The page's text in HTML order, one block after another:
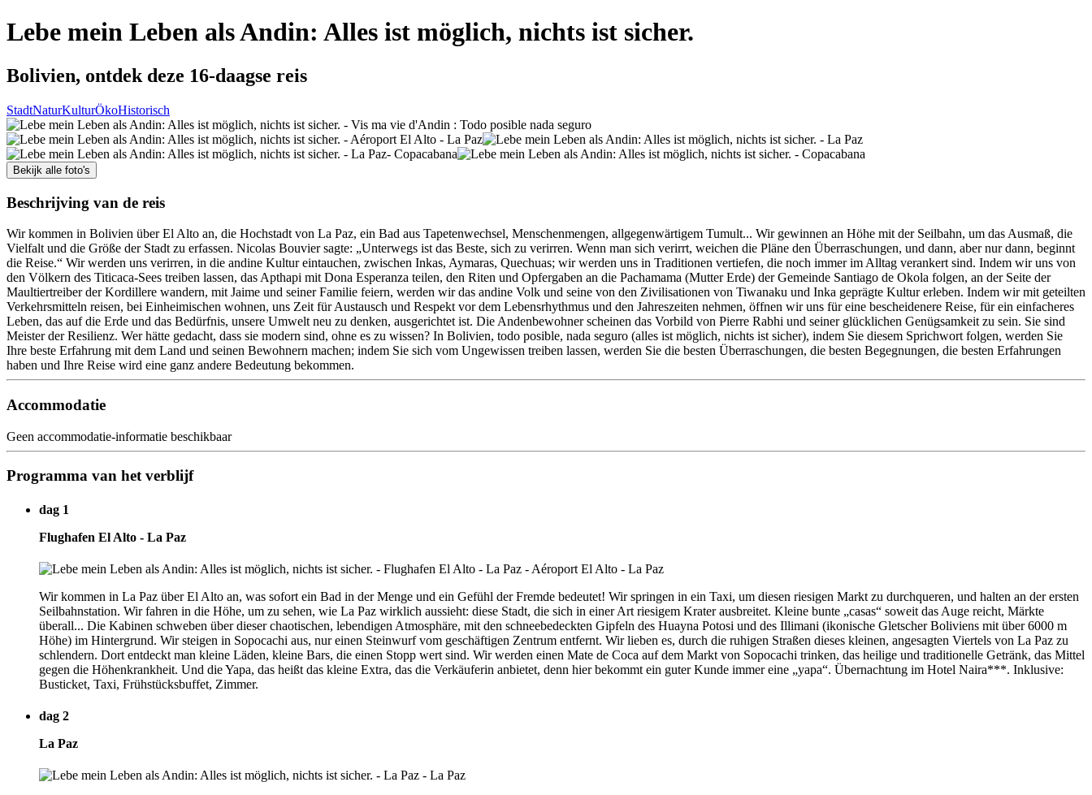
Lebe mein Leben als Andin: Alles ist möglich, nichts ist sicher.
Bolivien, ontdek deze 16-daagse reis
StadtNaturKulturÖkoHistorisch
Bekijk alle foto's
Beschrijving van de reis
Wir kommen in Bolivien über El Alto an, die Hochstadt von La Paz, ein Bad aus Tapetenwechsel, Menschenmengen, allgegenwärtigem Tumult... Wir gewinnen an Höhe mit der Seilbahn, um das Ausmaß, die
Vielfalt und die Größe der Stadt zu erfassen. Nicolas Bouvier sagte: „Unterwegs ist das Beste, sich zu verirren. Wenn man sich verirrt, weichen die Pläne den Überraschungen, und dann, aber nur dann, beginnt
die Reise.“ Wir werden uns verirren, in die andine Kultur eintauchen, zwischen Inkas, Aymaras, Quechuas; wir werden uns in Traditionen vertiefen, die noch immer im Alltag verankert sind. Indem wir uns von
den Völkern des Titicaca-Sees treiben lassen, das Apthapi mit Dona Esperanza teilen, den Riten und Opfergaben an die Pachamama (Mutter Erde) der Gemeinde Santiago de Okola folgen, an der Seite der
Maultiertreiber der Kordillere wandern, mit Jaime und seiner Familie feiern, werden wir das andine Volk und seine von den Zivilisationen von Tiwanaku und Inka geprägte Kultur erleben. Indem wir mit geteilten
Verkehrsmitteln reisen, bei Einheimischen wohnen, uns Zeit für Austausch und Respekt vor dem Lebensrhythmus und den Jahreszeiten nehmen, öffnen wir uns für eine bescheidenere Reise, für ein einfacheres
Leben, das auf die Erde und das Bedürfnis, unsere Umwelt neu zu denken, ausgerichtet ist. Die Andenbewohner scheinen das Vorbild von Pierre Rabhi und seiner glücklichen Genügsamkeit zu sein. Sie sind
Meister der Resilienz. Wer hätte gedacht, dass sie modern sind, ohne es zu wissen? In Bolivien, todo posible, nada seguro (alles ist möglich, nichts ist sicher), indem Sie diesem Sprichwort folgen, werden Sie
Ihre beste Erfahrung mit dem Land und seinen Bewohnern machen; indem Sie sich vom Ungewissen treiben lassen, werden Sie die besten Überraschungen, die besten Begegnungen, die besten Erfahrungen
haben und Ihre Reise wird eine ganz andere Bedeutung bekommen.
Accommodatie
Geen accommodatie-informatie beschikbaar
Programma van het verblijf
dag 1
Flughafen El Alto - La Paz
Wir kommen in La Paz über El Alto an, was sofort ein Bad in der Menge und ein Gefühl der Fremde bedeutet! Wir springen in ein Taxi, um diesen riesigen Markt zu durchqueren, und halten an der ersten
Seilbahnstation. Wir fahren in die Höhe, um zu sehen, wie La Paz wirklich aussieht: diese Stadt, die sich in einer Art riesigem Krater ausbreitet. Kleine bunte „casas“ soweit das Auge reicht, Märkte
überall... Die Kabinen schweben über dieser chaotischen, lebendigen Atmosphäre, mit den schneebedeckten Gipfeln des Huayna Potosi und des Illimani (ikonische Gletscher Boliviens mit über 6000 m
Höhe) im Hintergrund. Wir steigen in Sopocachi aus, nur einen Steinwurf vom geschäftigen Zentrum entfernt. Wir lieben es, durch die ruhigen Straßen dieses kleinen, angesagten Viertels von La Paz zu
schlendern. Dort entdeckt man kleine Läden, kleine Bars, die einen Stopp wert sind. Wir werden einen Mate de Coca auf dem Markt von Sopocachi trinken, das heilige und traditionelle Getränk, das Mittel
gegen die Höhenkrankheit. Und die Yapa, das heißt das kleine Extra, das die Verkäuferin anbietet, denn hier bekommt ein guter Kunde immer eine „yapa“. Übernachtung im Hotel Naira***. Inklusive:
Busticket, Taxi, Frühstücksbuffet, Zimmer.
dag 2
La Paz